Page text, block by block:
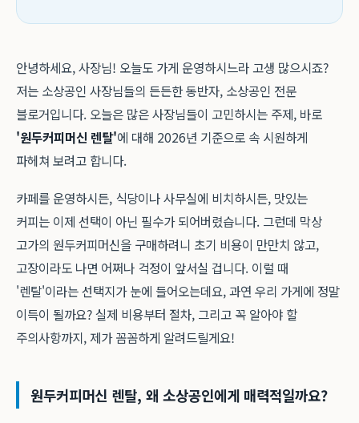
안녕하세요, 사장님! 오늘도 가게 운영하시느라 고생 많으시죠?
저는 소상공인 사장님들의 든든한 동반자, 소상공인 전문
블로거입니다. 오늘은 많은 사장님들이 고민하시는 주제, 바로
'원두커피머신 렌탈'에 대해 2026년 기준으로 속 시원하게
파헤쳐 보려고 합니다.
카페를 운영하시든, 식당이나 사무실에 비치하시든, 맛있는
커피는 이제 선택이 아닌 필수가 되어버렸습니다. 그런데 막상
고가의 원두커피머신을 구매하려니 초기 비용이 만만치 않고,
고장이라도 나면 어쩌나 걱정이 앞서실 겁니다. 이럴 때
'렌탈'이라는 선택지가 눈에 들어오는데요, 과연 우리 가게에 정말
이득이 될까요? 실제 비용부터 절차, 그리고 꼭 알아야 할
주의사항까지, 제가 꼼꼼하게 알려드릴게요!
원두커피머신 렌탈, 왜 소상공인에게 매력적일까요?